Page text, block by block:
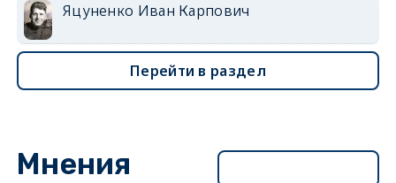
Яцуненко Иван Карпович
Перейти в раздел
Мнения